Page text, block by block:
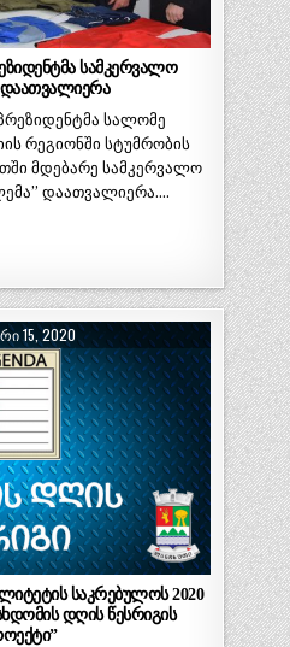
სამკერვალო
სალომე
რეგიონში სტუმრობის
მდებარე სამკერვალო
დაათვალიერა….
15, 2020
საკრებულოს 2020
დღის წესრიგის